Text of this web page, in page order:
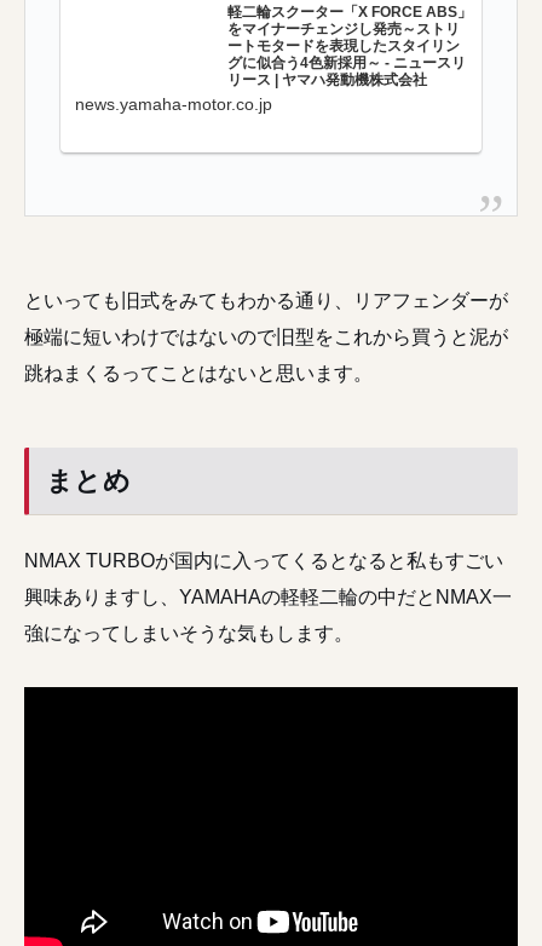
軽二輪スクーター「X FORCE ABS」
をマイナーチェンジし発売～ストリ
ートモタードを表現したスタイリン
グに似合う4色新採用～ - ニュースリ
リース | ヤマハ発動機株式会社
news.yamaha-motor.co.jp
といっても旧式をみてもわかる通り、リアフェンダーが
極端に短いわけではないので旧型をこれから買うと泥が
跳ねまくるってことはないと思います。
まとめ
NMAX TURBOが国内に入ってくるとなると私もすごい
興味ありますし、YAMAHAの軽軽二輪の中だとNMAX一
強になってしまいそうな気もします。